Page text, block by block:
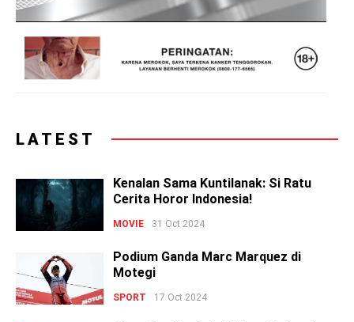
LATEST
Kenalan Sama Kuntilanak: Si Ratu
Cerita Horor Indonesia!
MOVIE 31 Oct 2024
Podium Ganda Marc Marquez di
Motegi
SPORT 17 Oct 2024